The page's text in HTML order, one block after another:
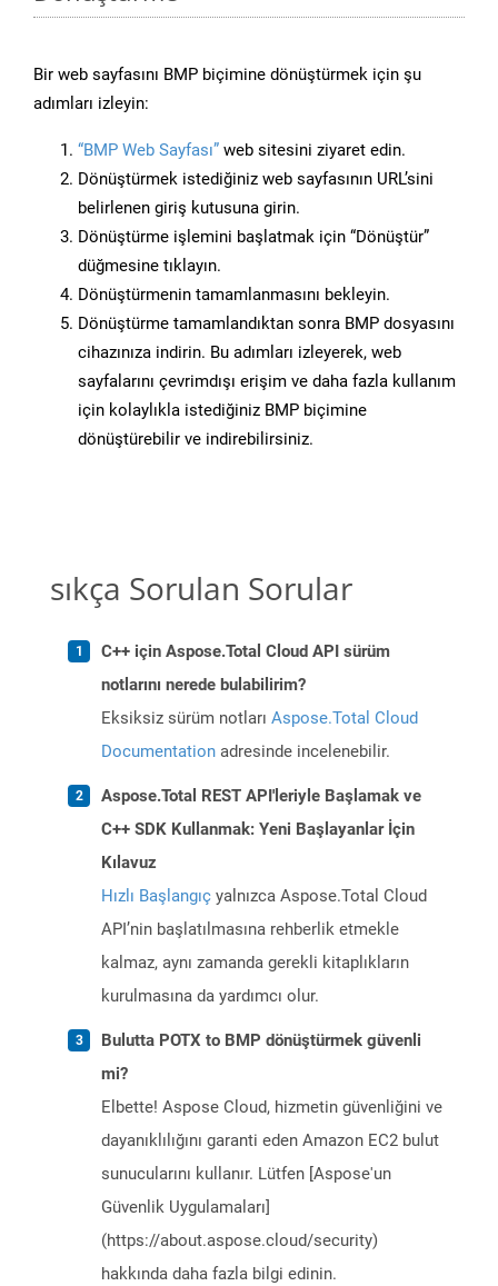
Bir web sayfasını BMP biçimine dönüştürmek için şu
adımları izleyin:
“BMP Web Sayfası” web sitesini ziyaret edin.
Dönüştürmek istediğiniz web sayfasının URL’sini
belirlenen giriş kutusuna girin.
Dönüştürme işlemini başlatmak için “Dönüştür”
düğmesine tıklayın.
Dönüştürmenin tamamlanmasını bekleyin.
Dönüştürme tamamlandıktan sonra BMP dosyasını
cihazınıza indirin. Bu adımları izleyerek, web
sayfalarını çevrimdışı erişim ve daha fazla kullanım
için kolaylıkla istediğiniz BMP biçimine
dönüştürebilir ve indirebilirsiniz.
sıkça Sorulan Sorular
C++ için Aspose.Total Cloud API sürüm
notlarını nerede bulabilirim?
Eksiksiz sürüm notları Aspose.Total Cloud
Documentation adresinde incelenebilir.
Aspose.Total REST API'leriyle Başlamak ve
C++ SDK Kullanmak: Yeni Başlayanlar İçin
Kılavuz
Hızlı Başlangıç yalnızca Aspose.Total Cloud
API’nin başlatılmasına rehberlik etmekle
kalmaz, aynı zamanda gerekli kitaplıkların
kurulmasına da yardımcı olur.
Bulutta POTX to BMP dönüştürmek güvenli
mi?
Elbette! Aspose Cloud, hizmetin güvenliğini ve
dayanıklılığını garanti eden Amazon EC2 bulut
sunucularını kullanır. Lütfen [Aspose'un
Güvenlik Uygulamaları]
(https://about.aspose.cloud/security)
hakkında daha fazla bilgi edinin.